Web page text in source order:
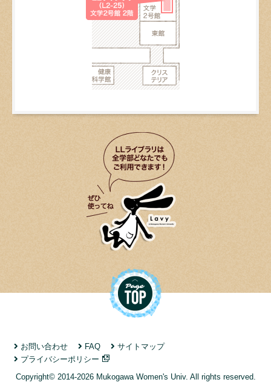
お問い合わせ FAQ
サイトマップ
プライバシーポリシー
Copyright© 2014-2026 Mukogawa Women's Univ. All rights reserved.